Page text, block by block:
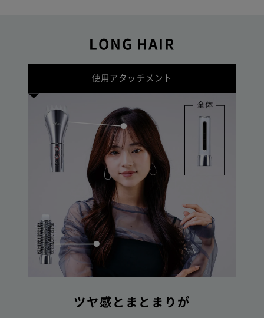
LONG HAIR
使用アタッチメント
ツヤ感とまとまりが